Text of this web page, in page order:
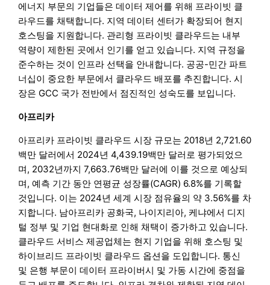
에너지 부문의 기업들은 데이터 제어를 위해 프라이빗 클
라우드를 채택합니다. 지역 데이터 센터가 확장되어 현지
호스팅을 지원합니다. 관리형 프라이빗 클라우드는 내부
역량이 제한된 곳에서 인기를 얻고 있습니다. 지역 규정을
준수하는 것이 인프라 선택을 안내합니다. 공공-민간 파트
너십이 중요한 부문에서 클라우드 배포를 추진합니다. 시
장은 GCC 국가 전반에서 점진적인 성숙도를 보입니다.
아프리카
아프리카 프라이빗 클라우드 시장 규모는 2018년 2,721.60
백만 달러에서 2024년 4,439.19백만 달러로 평가되었으
며, 2032년까지 7,663.76백만 달러에 이를 것으로 예상되
며, 예측 기간 동안 연평균 성장률(CAGR) 6.8%를 기록할
것입니다. 이는 2024년 세계 시장 점유율의 약 3.56%를 차
지합니다. 남아프리카 공화국, 나이지리아, 케냐에서 디지
털 정부 및 기업 현대화로 인해 채택이 증가하고 있습니다.
클라우드 서비스 제공업체는 현지 기업을 위해 호스팅 및
하이브리드 프라이빗 클라우드 옵션을 도입합니다. 통신
및 은행 부문이 데이터 프라이버시 및 가동 시간에 중점을